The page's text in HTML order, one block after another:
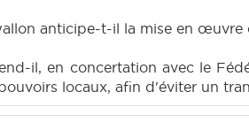
anticipe-t-il la mise en
il, en concertation avec le
locaux, afin d'éviter un